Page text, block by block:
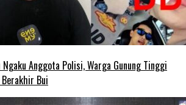
Anggota Polisi, Warga Gunung Tinggi
Berakhir Bui